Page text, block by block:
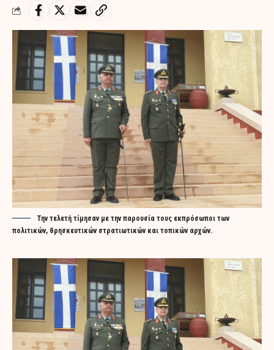
Την τελετή τίµησαν µε την παρουσία τους εκπρόσωποι των
πολιτικών, θρησκευτικών στρατιωτικών και τοπικών αρχών.